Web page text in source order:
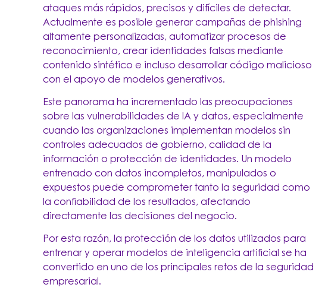
ataques más rápidos, precisos y difíciles de detectar.
Actualmente es posible generar campañas de phishing
altamente personalizadas, automatizar procesos de
reconocimiento, crear identidades falsas mediante
contenido sintético e incluso desarrollar código malicioso
con el apoyo de modelos generativos.
Este panorama ha incrementado las preocupaciones
sobre las vulnerabilidades de IA y datos, especialmente
cuando las organizaciones implementan modelos sin
controles adecuados de gobierno, calidad de la
información o protección de identidades. Un modelo
entrenado con datos incompletos, manipulados o
expuestos puede comprometer tanto la seguridad como
la confiabilidad de los resultados, afectando
directamente las decisiones del negocio.
Por esta razón, la protección de los datos utilizados para
entrenar y operar modelos de inteligencia artificial se ha
convertido en uno de los principales retos de la seguridad
empresarial.